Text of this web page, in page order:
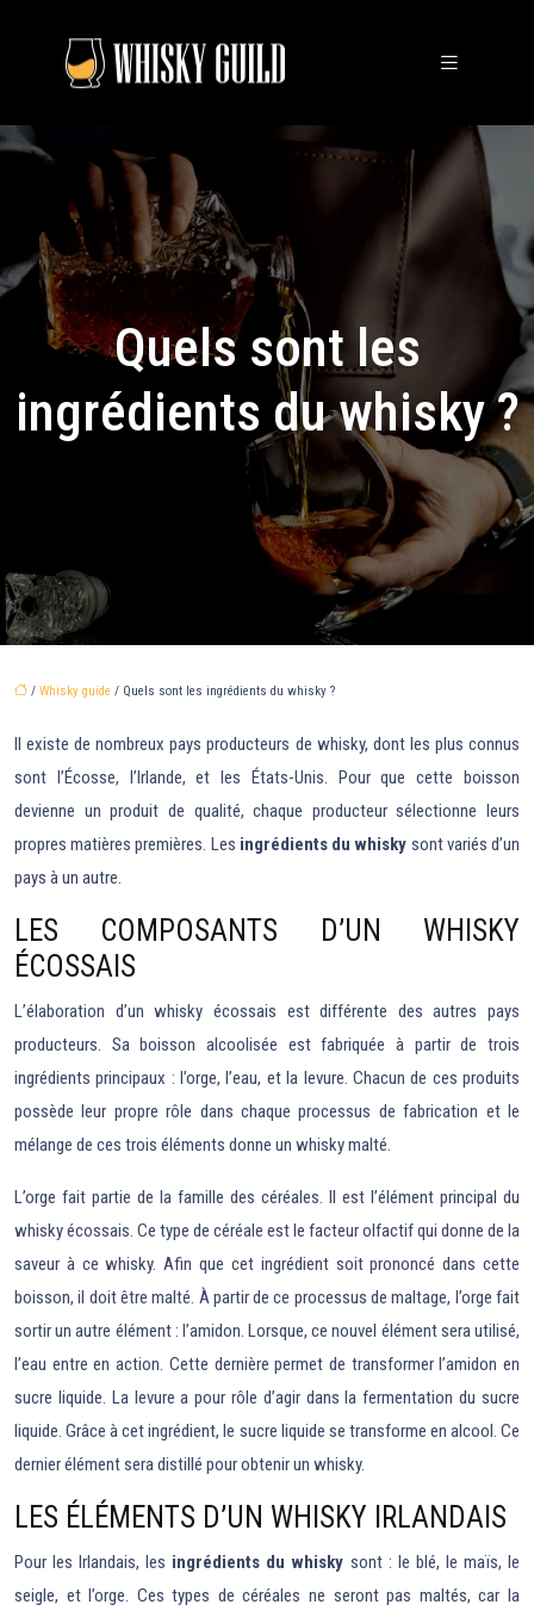
Quels sont les
ingrédients du whisky ?
/ Whisky guide / Quels sont les ingrédients du whisky ?
Il existe de nombreux pays producteurs de whisky, dont les plus connus
sont l’Écosse, l’Irlande, et les États-Unis. Pour que cette boisson
devienne un produit de qualité, chaque producteur sélectionne leurs
propres matières premières. Les ingrédients du whisky sont variés d’un
pays à un autre.
LES COMPOSANTS D’UN WHISKY
ÉCOSSAIS
L’élaboration d’un whisky écossais est différente des autres pays
producteurs. Sa boisson alcoolisée est fabriquée à partir de trois
ingrédients principaux : l’orge, l’eau, et la levure. Chacun de ces produits
possède leur propre rôle dans chaque processus de fabrication et le
mélange de ces trois éléments donne un whisky malté.
L’orge fait partie de la famille des céréales. Il est l’élément principal du
whisky écossais. Ce type de céréale est le facteur olfactif qui donne de la
saveur à ce whisky. Afin que cet ingrédient soit prononcé dans cette
boisson, il doit être malté. À partir de ce processus de maltage, l’orge fait
sortir un autre élément : l’amidon. Lorsque, ce nouvel élément sera utilisé,
l’eau entre en action. Cette dernière permet de transformer l’amidon en
sucre liquide. La levure a pour rôle d’agir dans la fermentation du sucre
liquide. Grâce à cet ingrédient, le sucre liquide se transforme en alcool. Ce
dernier élément sera distillé pour obtenir un whisky.
LES ÉLÉMENTS D’UN WHISKY IRLANDAIS
Pour les Irlandais, les ingrédients du whisky sont : le blé, le maïs, le
seigle, et l’orge. Ces types de céréales ne seront pas maltés, car la